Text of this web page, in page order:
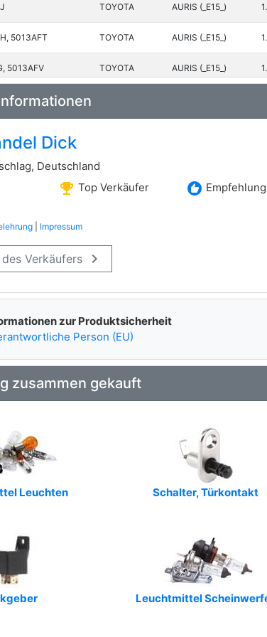
TOYOTA AURIS (_E15_)
5013AFT TOYOTA AURIS (_E15_)
5013AFV TOYOTA AURIS (_E15_)
5013AGN
5013AFR TOYOTA AURIS (_E15_)
Dick
Deutschland
emoji_events Top Verkäufer recommend Empfehlung
Impressum
Verkäufers keyboard_arrow_right
zur Produktsicherheit
Person (EU)
zusammen gekauft
Leuchten Schalter, Türkontakt
Leuchtmittel